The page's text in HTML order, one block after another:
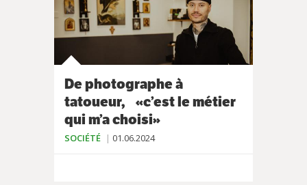
De photographe à
tatoueur, «c’est le métier
qui m’a choisi»
SOCIÉTÉ 01.06.2024